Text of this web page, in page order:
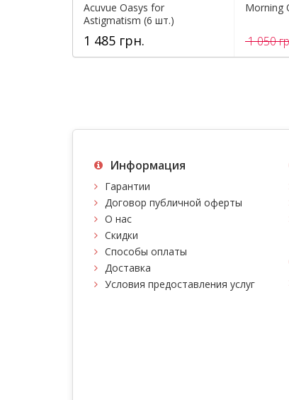
Acuvue Oasys for
Astigmatism (6 шт.)
1 485 грн.
Morning
1 050
Информация
Гарантии
Договор публичной оферты
О нас
Скидки
Способы оплаты
Доставка
Условия предоставления услуг